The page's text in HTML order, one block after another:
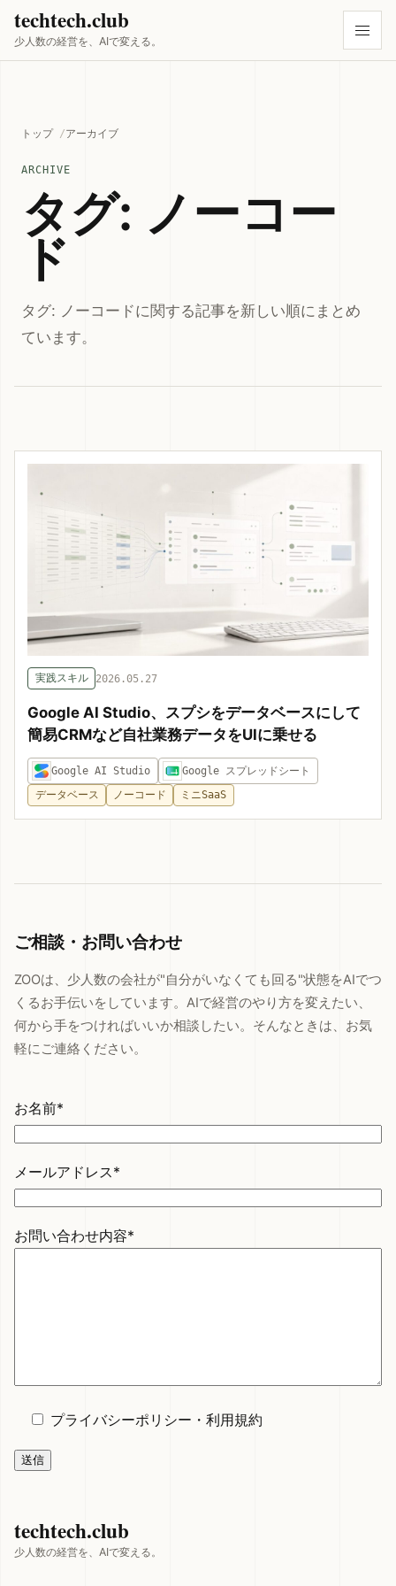
techtech.club
少人数の経営を、AIで変える。
トップ アーカイブ
ARCHIVE
タグ: ノーコー
ド
タグ: ノーコードに関する記事を新しい順にまとめ
ています。
実践スキル 2026.05.27
Google AI Studio、スプシをデータベースにして
簡易CRMなど自社業務データをUIに乗せる
Google AI Studio
Google スプレッドシート
データベース
ノーコード ミニSaaS
ご相談・お問い合わせ
ZOOは、少人数の会社が"自分がいなくても回る"状態をAIでつ
くるお手伝いをしています。AIで経営のやり方を変えたい、
何から手をつければいいか相談したい。そんなときは、お気
軽にご連絡ください。
お名前*
メールアドレス*
お問い合わせ内容*
プライバシーポリシー ・ 利用規約
techtech.club
少人数の経営を、AIで変える。